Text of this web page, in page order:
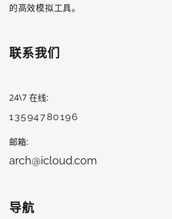
的高效模拟工具。
联系我们
24\7 在线
13594780196
邮箱
arch@icloud.com
导航